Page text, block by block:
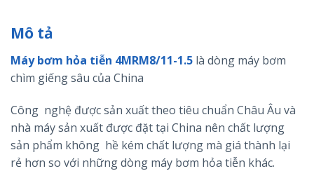
Mô tả
Máy bơm hỏa tiễn 4MRM8/11-1.5 là dòng máy bơm
chìm giếng sâu của China
Công nghệ được sản xuất theo tiêu chuẩn Châu Âu và
nhà máy sản xuất được đặt tại China nên chất lượng
sản phẩm không hề kém chất lượng mà giá thành lại
rẻ hơn so với những dòng máy bơm hỏa tiễn khác.